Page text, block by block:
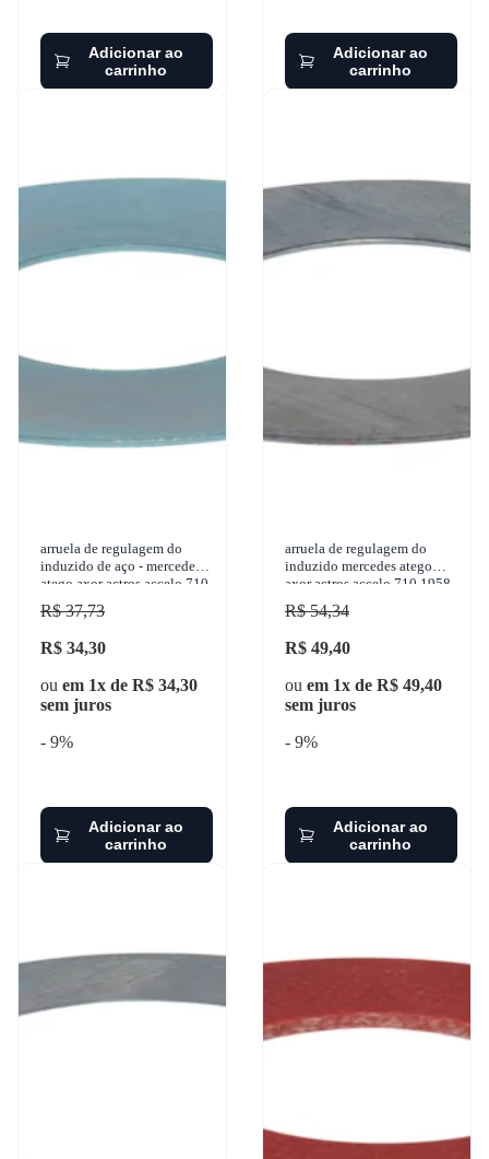
Adicionar ao
carrinho
Adicionar ao
carrinho
arruela de regulagem do
induzido de aço - mercedes
atego axor actros accelo 710
1958-2012 gbusch - 31313
R$ 37,73
R$ 34,30
ou em 1x de R$ 34,30
sem juros
- 9%
Adicionar ao
carrinho
arruela de regulagem do
induzido mercedes atego
axor actros accelo 710 1958-
2012 gbusch - 31299
R$ 54,34
R$ 49,40
ou em 1x de R$ 49,40
sem juros
- 9%
Adicionar ao
carrinho